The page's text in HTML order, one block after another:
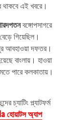
থাকবে এই খবরে।
বঙ্গোপসাগরে
গিয়েছিল।
আবহাওয়া দফতর।
বাংলায়। হাওয়া
পারে কলকাতায়।
চ্যাটিং প্ল্যাটফর্ম
অ্যাপ